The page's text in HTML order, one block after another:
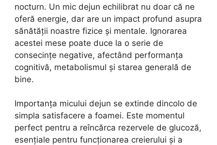
nocturn. Un mic dejun echilibrat nu doar că ne
oferă energie, dar are un impact profund asupra
sănătății noastre fizice și mentale. Ignorarea
acestei mese poate duce la o serie de
consecințe negative, afectând performanța
cognitivă, metabolismul și starea generală de
bine.
Importanța micului dejun se extinde dincolo de
simpla satisfacere a foamei. Este momentul
perfect pentru a reîncărca rezervele de glucoză,
esențiale pentru funcționarea creierului și a